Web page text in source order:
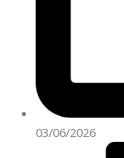
03/06/2026